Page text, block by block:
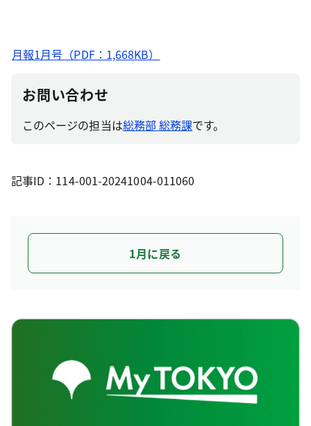
月報1月号（PDF：1,668KB）
お問い合わせ
このページの担当は総務部 総務課です。
記事ID：114-001-20241004-011060
1月に戻る